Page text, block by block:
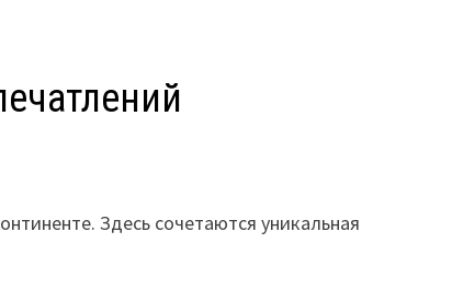
Здесь сочетаются уникальная